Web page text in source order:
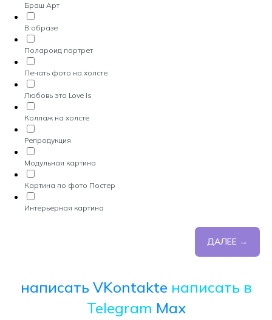
Браш Арт
В образе
Полароид портрет
Печать фото на холсте
Любовь это Love is
Коллаж на холсте
Репродукция
Модульная картина
Картина по фото Постер
Интерьерная картина
ДАЛЕЕ →
написать VKontakte написать в
Telegram Max